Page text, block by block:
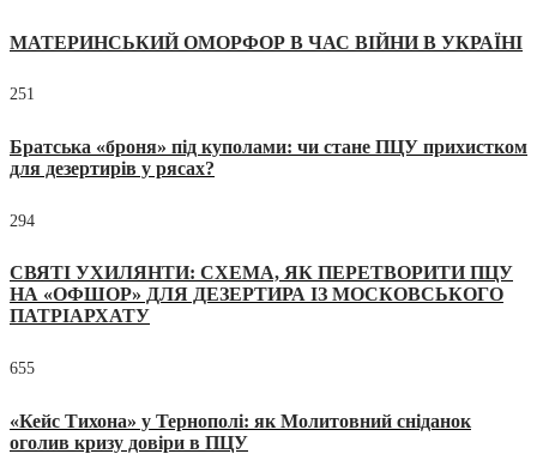
МАТЕРИНСЬКИЙ ОМОРФОР В ЧАС ВІЙНИ В УКРАЇНІ
251
Братська «броня» під куполами: чи стане ПЦУ прихистком
для дезертирів у рясах?
294
СВЯТІ УХИЛЯНТИ: СХЕМА, ЯК ПЕРЕТВОРИТИ ПЦУ
НА «ОФШОР» ДЛЯ ДЕЗЕРТИРА ІЗ МОСКОВСЬКОГО
ПАТРІАРХАТУ
655
«Кейс Тихона» у Тернополі: як Молитовний сніданок
оголив кризу довіри в ПЦУ